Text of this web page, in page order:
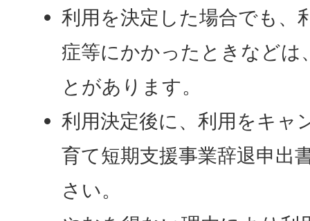
利用を決定した場合でも、
症等にかかったときなどは
とがあります。
利用決定後に、利用をキャ
育て短期支援事業辞退申出
さい。